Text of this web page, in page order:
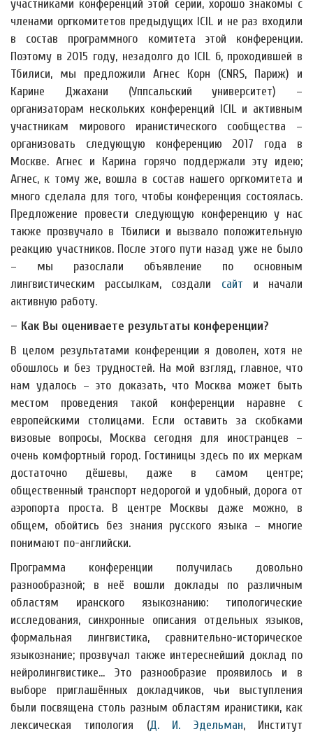
участниками конференций этой серии, хорошо знакомы с
членами оргкомитетов предыдущих ICIL и не раз входили
в состав программного комитета этой конференции.
Поэтому в 2015 году, незадолго до ICIL 6, проходившей в
Тбилиси, мы предложили Агнес Корн (CNRS, Париж) и
Карине Джахани (Уппсальский университет) –
организаторам нескольких конференций ICIL и активным
участникам мирового иранистического сообщества –
организовать следующую конференцию 2017 года в
Москве. Агнес и Карина горячо поддержали эту идею;
Агнес, к тому же, вошла в состав нашего оргкомитета и
много сделала для того, чтобы конференция состоялась.
Предложение провести следующую конференцию у нас
также прозвучало в Тбилиси и вызвало положительную
реакцию участников. После этого пути назад уже не было
– мы разослали объявление по основным
лингвистическим рассылкам, создали сайт и начали
активную работу.
– Как Вы оцениваете результаты конференции?
В целом результатами конференции я доволен, хотя не
обошлось и без трудностей. На мой взгляд, главное, что
нам удалось – это доказать, что Москва может быть
местом проведения такой конференции наравне с
европейскими столицами. Если оставить за скобками
визовые вопросы, Москва сегодня для иностранцев –
очень комфортный город. Гостиницы здесь по их меркам
достаточно дёшевы, даже в самом центре;
общественный транспорт недорогой и удобный, дорога от
аэропорта проста. В центре Москвы даже можно, в
общем, обойтись без знания русского языка – многие
понимают по-английски.
Программа конференции получилась довольно
разнообразной; в неё вошли доклады по различным
областям иранского языкознанию: типологические
исследования, синхронные описания отдельных языков,
формальная лингвистика, сравнительно-историческое
языкознание; прозвучал также интереснейший доклад по
нейролингвистике… Это разнообразие проявилось и в
выборе приглашённых докладчиков, чьи выступления
были посвящена столь разным областям иранистики, как
лексическая типология (Д. И. Эдельман, Институт